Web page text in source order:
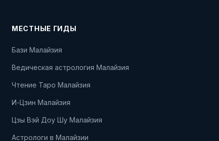
МЕСТНЫЕ ГИДЫ
Бази Малайзия
Ведическая астрология Малайзия
Чтение Таро Малайзия
И-Цзин Малайзия
Цзы Вэй Доу Шу Малайзия
Астрологи в Малайзии